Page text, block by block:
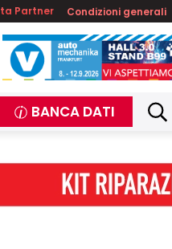
Partner Condizioni generali
BANCA DATI